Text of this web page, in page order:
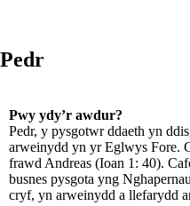
Pedr
Pwy ydy’r awdur?
Pedr, y pysgotwr ddaeth yn
arweinydd yn yr Eglwys Fore.
frawd Andreas (Ioan 1: 40).
busnes pysgota yng
cryf, yn arweinydd a llefarydd